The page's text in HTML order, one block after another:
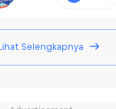
Lihat Selengkapnya